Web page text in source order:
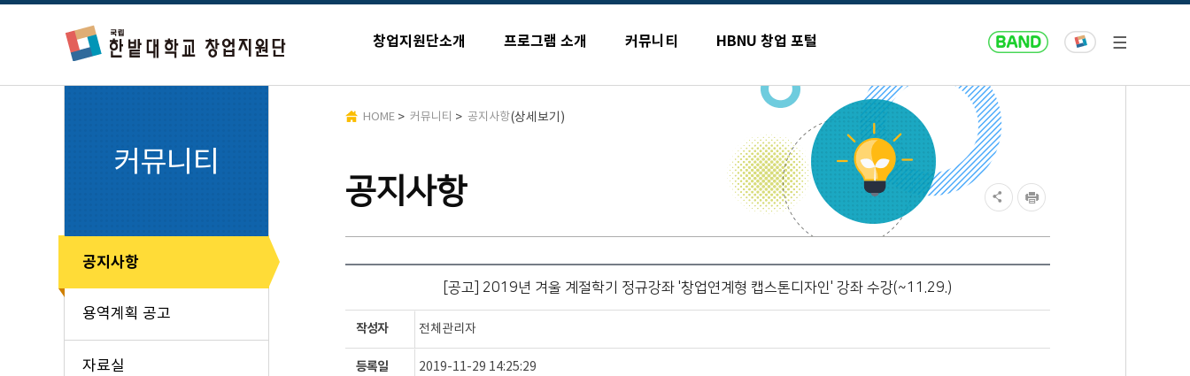
창업지원단소개 프로그램 소개 커뮤니티 HBNU 창업 포털
커뮤니티
공지사항
용역계획 공고
자료실
공지사항
HOME> 커뮤니티 > 공지사항(상세보기)
[공고] 2019년 겨울 계절학기 정규강좌 '창업연계형 캡스톤디자인' 강좌 수강(~11.29.)
작성자 전체관리자
등록일 2019-11-29 14:25:29